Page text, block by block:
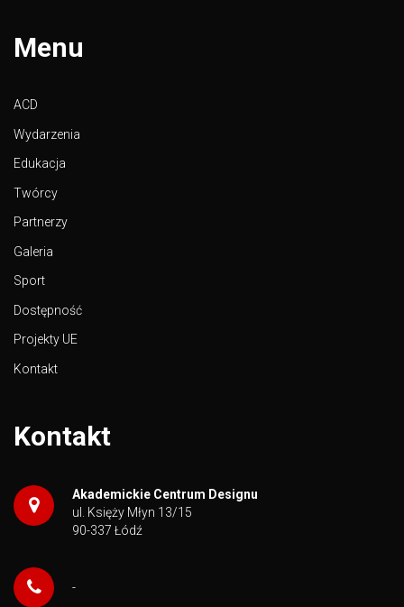
Menu
ACD
Wydarzenia
Edukacja
Twórcy
Partnerzy
Galeria
Sport
Dostępność
Projekty UE
Kontakt
Kontakt
Akademickie Centrum Designu
ul. Księży Młyn 13/15
90-337 Łódź
-